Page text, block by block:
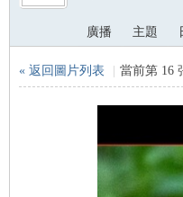
Ca›
廣播 主題
« 返回圖片列表 當前第 16